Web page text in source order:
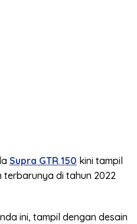
Supra GTR 150 kini tampil
di tahun 2022
ini, tampil dengan desain